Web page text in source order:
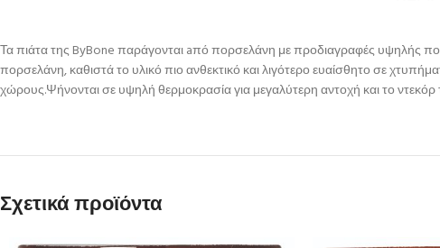
Τα πιάτα της ByBone παράγονται aπό πορσελάνη με προδιαγραφές υψηλής
πορσελάνη, καθιστά το υλικό πιο ανθεκτικό και λιγότερο ευαίσθητο σε
χώρους.Ψήνονται σε υψηλή θερμοκρασία για μεγαλύτερη αντοχή και το
Σχετικά προϊόντα